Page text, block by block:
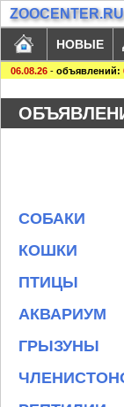
ZOOCENTER.RU
НОВЫЕ
06.08.26 - объявлений:
СОБАКИ
КОШКИ
ПТИЦЫ
АКВАРИУМ
ГРЫЗУНЫ